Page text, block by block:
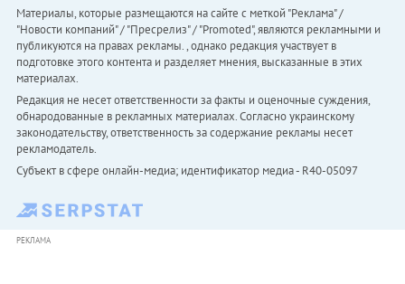
Материалы, которые размещаются на сайте с меткой "Реклама" /
"Новости компаний" / "Пресрелиз" / "Promoted", являются рекламными и
публикуются на правах рекламы. , однако редакция участвует в
подготовке этого контента и разделяет мнения, высказанные в этих
материалах.
Редакция не несет ответственности за факты и оценочные суждения,
обнародованные в рекламных материалах. Согласно украинскому
законодательству, ответственность за содержание рекламы несет
рекламодатель.
Субъект в сфере онлайн-медиа; идентификатор медиа - R40-05097
РЕКЛАМА